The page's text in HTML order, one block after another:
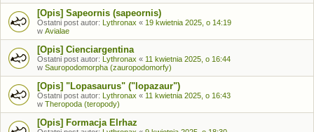
[Opis] Sapeornis (sapeornis)
Ostatni post autor: Lythronax « 19 kwietnia 2025, o 14:19
w Avialae
[Opis] Cienciargentina
Ostatni post autor: Lythronax « 11 kwietnia 2025, o 16:44
w Sauropodomorpha (zauropodomorfy)
[Opis] "Lopasaurus" ("lopazaur")
Ostatni post autor: Lythronax « 11 kwietnia 2025, o 16:43
w Theropoda (teropody)
[Opis] Formacja Elrhaz